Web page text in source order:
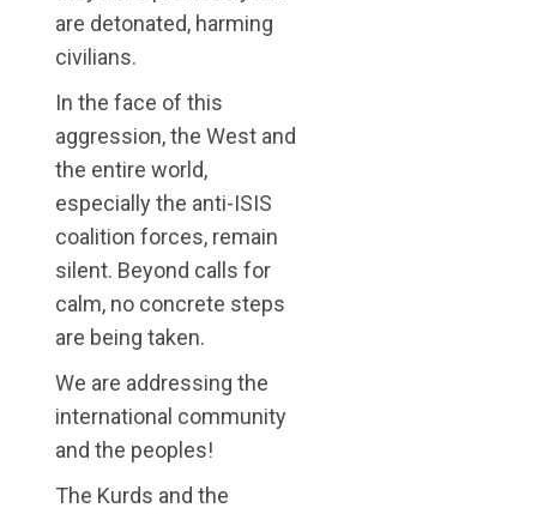
are detonated, harming
civilians.
In the face of this
aggression, the West and
the entire world,
especially the anti-ISIS
coalition forces, remain
silent. Beyond calls for
calm, no concrete steps
are being taken.
We are addressing the
international community
and the peoples!
The Kurds and the